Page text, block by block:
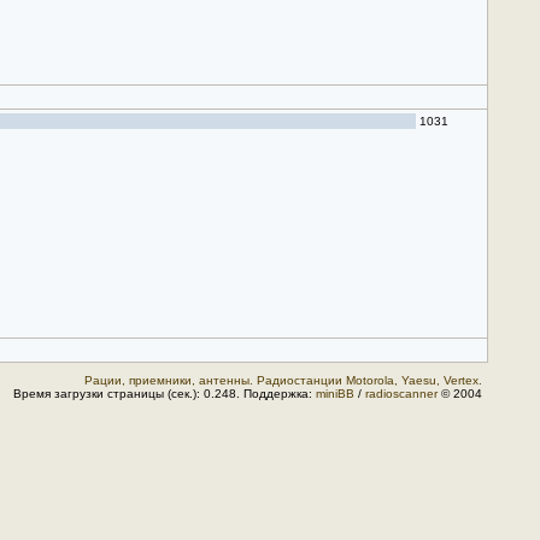
1031
Рации, приемники, антенны. Радиостанции Motorola, Yaesu, Vertex.
Время загрузки страницы (сек.): 0.248. Поддержка: miniBB / radioscanner© 2004